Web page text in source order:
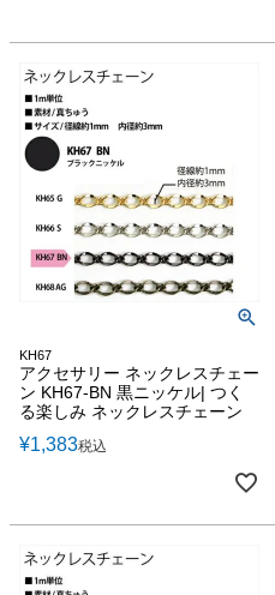
KH67
アクセサリー ネックレスチェー
ン KH67-BN 黒ニッケル| つく
る楽しみ ネックレスチェーン
¥1,383税込